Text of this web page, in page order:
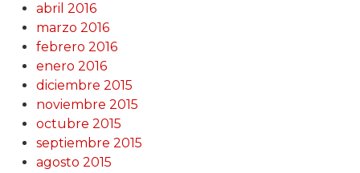
abril 2016
marzo 2016
febrero 2016
enero 2016
diciembre 2015
noviembre 2015
octubre 2015
septiembre 2015
agosto 2015